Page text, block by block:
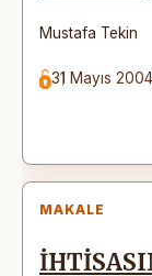
Mustafa Tekin
31 Mayıs
MAKALE